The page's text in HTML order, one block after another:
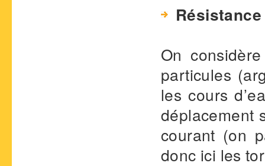
On
particules
les cours
déplacement
courant (on
donc ici les